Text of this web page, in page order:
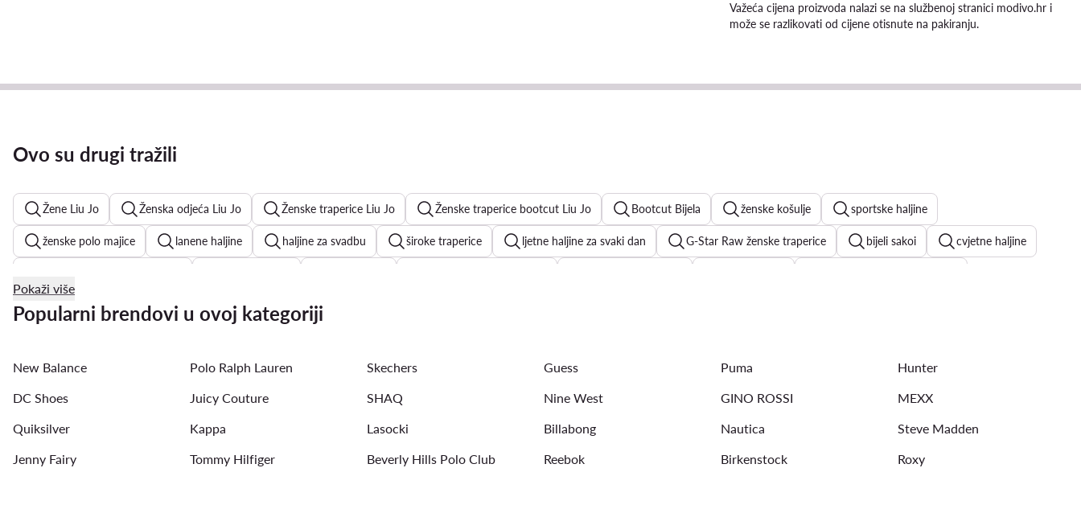
Važeća cijena proizvoda nalazi se na službenoj stranici modivo.hr i
može se razlikovati od cijene otisnute na pakiranju.
Ovo su drugi tražili
Žene Liu Jo Ženska odjeća Liu Jo Ženske traperice Liu Jo Ženske traperice bootcut Liu Jo Bootcut Bijela ženske košulje sportske haljine
ženske polo majice lanene haljine haljine za svadbu široke traperice ljetne haljine za svaki dan G-Star Raw ženske traperice bijeli sakoi cvjetne haljine
ljetne haljine bijele haljine ljetne haljine na točkice
Pokaži više
Popularni brendovi u ovoj kategoriji
New Balance Polo Ralph Lauren Skechers Guess Puma
Hunter
DC Shoes
Juicy Couture SHAQ Nine West GINO ROSSI
MEXX
Quiksilver
Kappa Lasocki Billabong Nautica
Steve Madden
Jenny Fairy
Tommy Hilfiger Beverly Hills Polo Club Reebok Birkenstock Roxy